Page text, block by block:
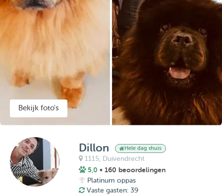
Bekijk foto's
Dillon Hele dag thuis
1115, Duivendrecht
5,0 • 160 beoordelingen
Platinum oppas
Vaste gasten: 39